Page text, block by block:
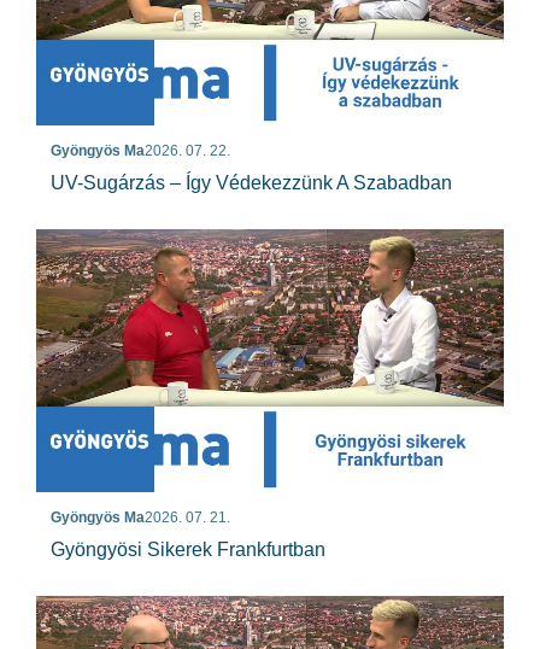
Gyöngyös Ma2026. 07. 22.
UV-Sugárzás – Így Védekezzünk A Szabadban
Gyöngyös Ma2026. 07. 21.
Gyöngyösi Sikerek Frankfurtban